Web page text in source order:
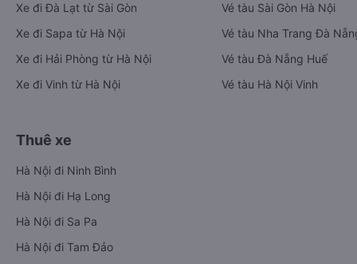
Xe đi Đà Lạt từ Sài Gòn
Xe đi Sapa từ Hà Nội
Xe đi Hải Phòng từ Hà Nội
Xe đi Vinh từ Hà Nội
Vé tàu Sài Gòn Hà Nội
Vé tàu Nha Trang Đà
Vé tàu Đà Nẵng Huế
Vé tàu Hà Nội Vinh
Thuê xe
Hà Nội đi Ninh Bình
Hà Nội đi Hạ Long
Hà Nội đi Sa Pa
Hà Nội đi Tam Đảo